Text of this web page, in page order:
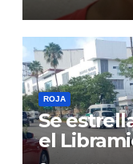
ROJA
Se
el